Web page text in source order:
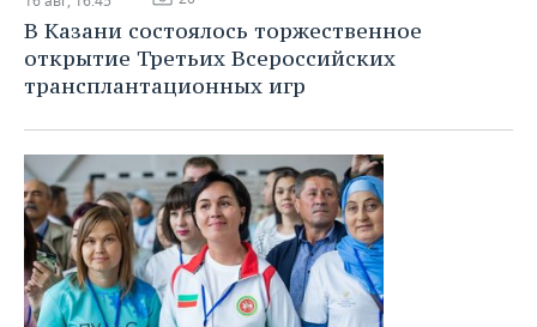
В Казани состоялось торжественное
открытие Третьих Всероссийских
трансплантационных игр